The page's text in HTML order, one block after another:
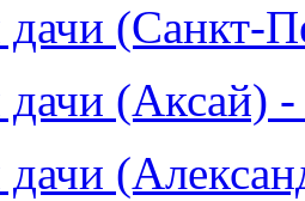
(Санкт-
(Аксай) -